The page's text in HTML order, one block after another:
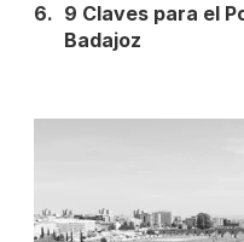
9 Claves para el
Badajoz